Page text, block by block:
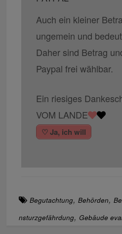
Auch ein kleiner
ungemein und
Daher sind Betrag
Paypal frei wählbar.
Ein riesiges
VOM LANDE
♡ Ja, ich will
Begutachtung,Behörden,
nsturzgefährdung, Gebäude